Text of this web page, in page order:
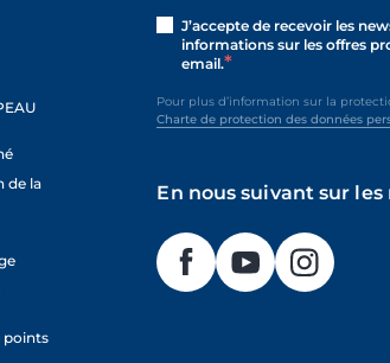
J’accepte de recevoir les
informations sur les offres
email.
Pour plus d’information sur la
Charte de protection des données
En nous suivant sur les
de la
points